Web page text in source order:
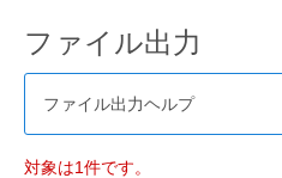
ファイル出力
ファイル出力ヘルプ
対象は1件です。